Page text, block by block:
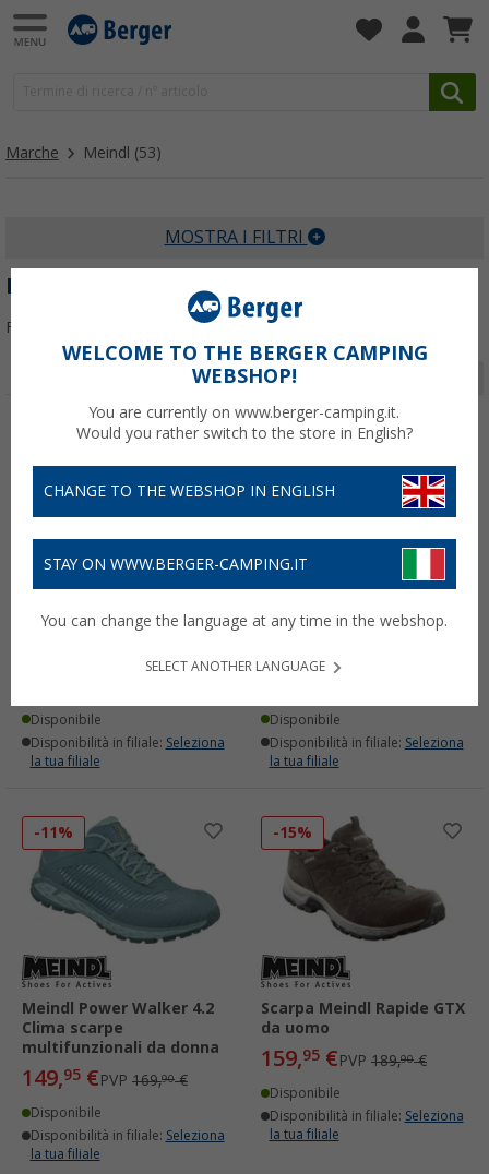
Marche Meindl (53)
MOSTRA I FILTRI
MEINDL
Filtrare per:
Scarpone da trekking
Meindl Literock free GTX
Disponibile
Disponibilità in filiale: Seleziona
la tua filiale
-11%
Scarpe multifunzionali da
uomo Meindl Power
Disponibile
Disponibilità in filiale: Seleziona
la tua filiale
-11%
Meindl Power Walker 4.2
Clima scarpe
multifunzionali da donna
149,95 €PVP 169,90€
Disponibile
Disponibilità in filiale: Seleziona
la tua filiale
-15%
Scarpa Meindl Rapide GTX
da uomo
159,95 €PVP 189,90€
Disponibile
Disponibilità in filiale: Seleziona
la tua filiale
WELCOME TO THE BERGER CAMPING
WEBSHOP!
You are currently on www.berger-camping.it.
Would you rather switch to the store in English?
CHANGE TO THE WEBSHOP IN ENGLISH
STAY ON WWW.BERGER-CAMPING.IT
You can change the language at any time in the webshop.
SELECT ANOTHER LANGUAGE